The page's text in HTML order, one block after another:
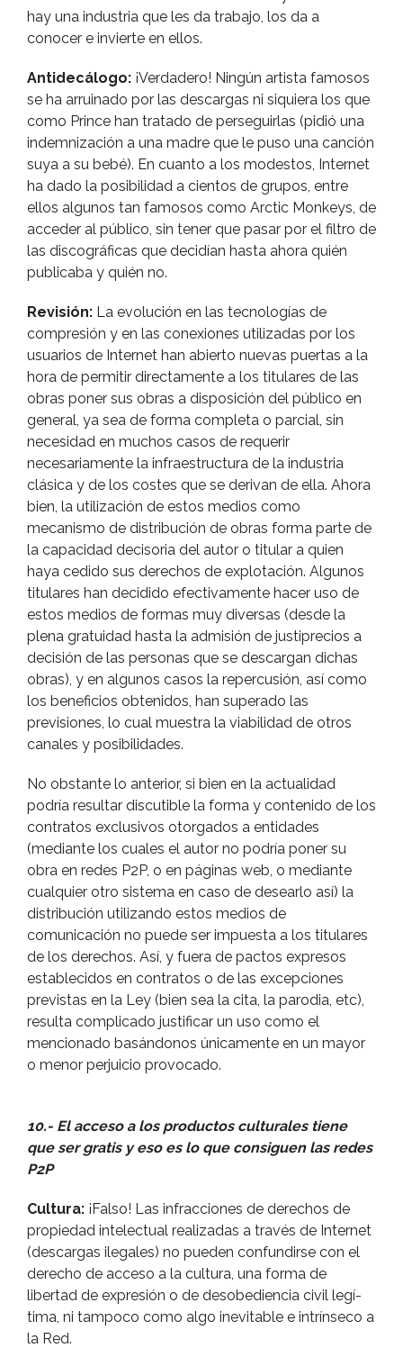
hay una industria que les da trabajo, los da a
conocer e invierte en ellos.
Antidecálogo: ¡Verdadero! Ningún artista famosos
se ha arruinado por las descargas ni siquiera los que
como Prince han tratado de perseguirlas (pidió una
indemnización a una madre que le puso una canción
suya a su bebé). En cuanto a los modestos, Internet
ha dado la posibilidad a cientos de grupos, entre
ellos algunos tan famosos como Arctic Monkeys, de
acceder al público, sin tener que pasar por el filtro de
las discográficas que decidí­an hasta ahora quién
publicaba y quién no.
Revisión: La evolución en las tecnologí­as de
compresión y en las conexiones utilizadas por los
usuarios de Internet han abierto nuevas puertas a la
hora de permitir directamente a los titulares de las
obras poner sus obras a disposición del público en
general, ya sea de forma completa o parcial, sin
necesidad en muchos casos de requerir
necesariamente la infraestructura de la industria
clásica y de los costes que se derivan de ella. Ahora
bien, la utilización de estos medios como
mecanismo de distribución de obras forma parte de
la capacidad decisoria del autor o titular a quien
haya cedido sus derechos de explotación. Algunos
titulares han decidido efectivamente hacer uso de
estos medios de formas muy diversas (desde la
plena gratuidad hasta la admisión de justiprecios a
decisión de las personas que se descargan dichas
obras), y en algunos casos la repercusión, así­ como
los beneficios obtenidos, han superado las
previsiones, lo cual muestra la viabilidad de otros
canales y posibilidades.
No obstante lo anterior, si bien en la actualidad
podrí­a resultar discutible la forma y contenido de los
contratos exclusivos otorgados a entidades
(mediante los cuales el autor no podrí­a poner su
obra en redes P2P, o en páginas web, o mediante
cualquier otro sistema en caso de desearlo así­) la
distribución utilizando estos medios de
comunicación no puede ser impuesta a los titulares
de los derechos. Así­, y fuera de pactos expresos
establecidos en contratos o de las excepciones
previstas en la Ley (bien sea la cita, la parodia, etc),
resulta complicado justificar un uso como el
mencionado basándonos únicamente en un mayor
o menor perjuicio provocado.
10.- El acceso a los productos culturales tiene
que ser gratis y eso es lo que consiguen las redes
P2P
Cultura: ¡Falso! Las infracciones de derechos de
propiedad intelectual realizadas a través de Internet
(descargas ilegales) no pueden confundirse con el
derecho de acceso a la cultura, una forma de
libertad de expresión o de desobediencia civil legí­
tima, ni tampoco como algo inevitable e intrí­nseco a
la Red.